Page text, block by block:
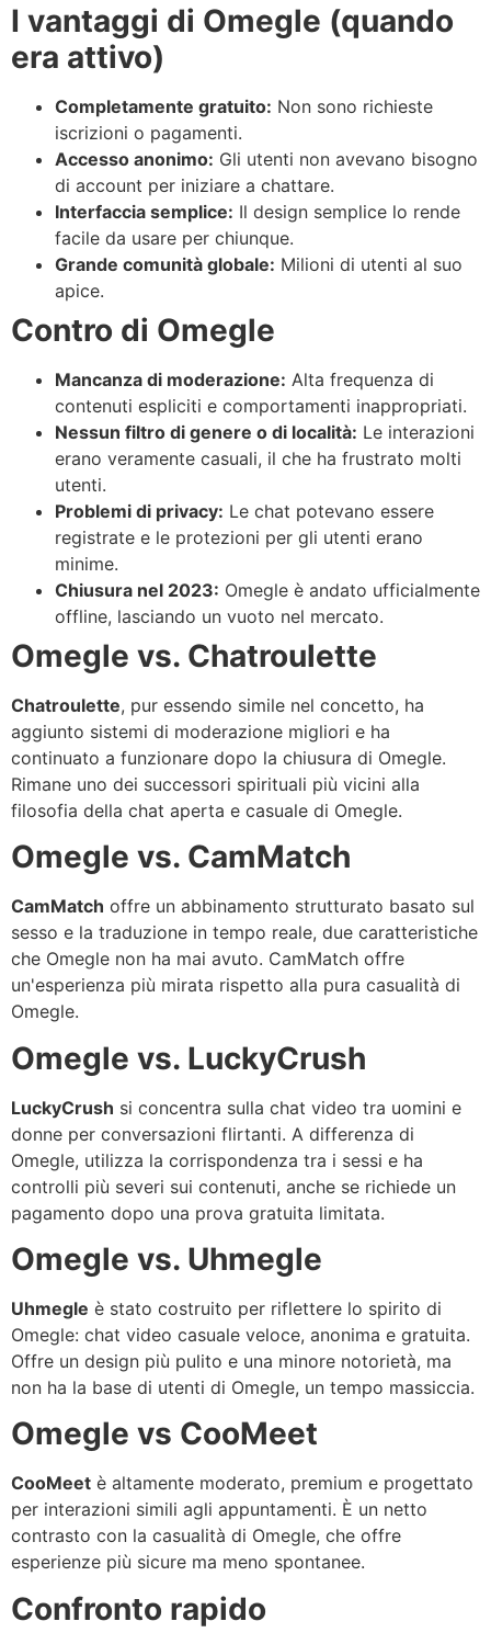
I vantaggi di Omegle (quando
era attivo)
Completamente gratuito: Non sono richieste
iscrizioni o pagamenti.
Accesso anonimo: Gli utenti non avevano bisogno
di account per iniziare a chattare.
Interfaccia semplice: Il design semplice lo rende
facile da usare per chiunque.
Grande comunità globale: Milioni di utenti al suo
apice.
Contro di Omegle
Mancanza di moderazione: Alta frequenza di
contenuti espliciti e comportamenti inappropriati.
Nessun filtro di genere o di località: Le interazioni
erano veramente casuali, il che ha frustrato molti
utenti.
Problemi di privacy: Le chat potevano essere
registrate e le protezioni per gli utenti erano
minime.
Chiusura nel 2023: Omegle è andato ufficialmente
offline, lasciando un vuoto nel mercato.
Omegle vs. Chatroulette
Chatroulette, pur essendo simile nel concetto, ha
aggiunto sistemi di moderazione migliori e ha
continuato a funzionare dopo la chiusura di Omegle.
Rimane uno dei successori spirituali più vicini alla
filosofia della chat aperta e casuale di Omegle.
Omegle vs. CamMatch
CamMatch offre un abbinamento strutturato basato sul
sesso e la traduzione in tempo reale, due caratteristiche
che Omegle non ha mai avuto. CamMatch offre
un'esperienza più mirata rispetto alla pura casualità di
Omegle.
Omegle vs. LuckyCrush
LuckyCrush si concentra sulla chat video tra uomini e
donne per conversazioni flirtanti. A differenza di
Omegle, utilizza la corrispondenza tra i sessi e ha
controlli più severi sui contenuti, anche se richiede un
pagamento dopo una prova gratuita limitata.
Omegle vs. Uhmegle
Uhmegle è stato costruito per riflettere lo spirito di
Omegle: chat video casuale veloce, anonima e gratuita.
Offre un design più pulito e una minore notorietà, ma
non ha la base di utenti di Omegle, un tempo massiccia.
Omegle vs CooMeet
CooMeet è altamente moderato, premium e progettato
per interazioni simili agli appuntamenti. È un netto
contrasto con la casualità di Omegle, che offre
esperienze più sicure ma meno spontanee.
Confronto rapido